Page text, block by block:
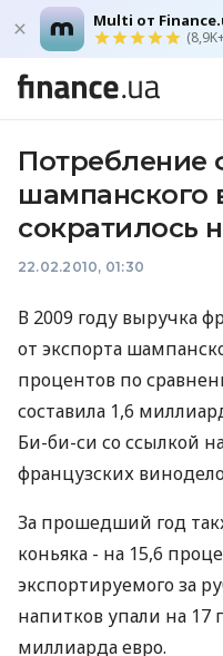
Multi от
Потребление
шампанского
сократилось
22.02.2010, 01:30
В 2009 году выручка
от экспорта
процентов по
составила 1,6
Би-би-си со ссылкой
французских
За прошедший год
коньяка - на 15,6
экспортируемого за
напитков упали на 17
миллиарда евро.